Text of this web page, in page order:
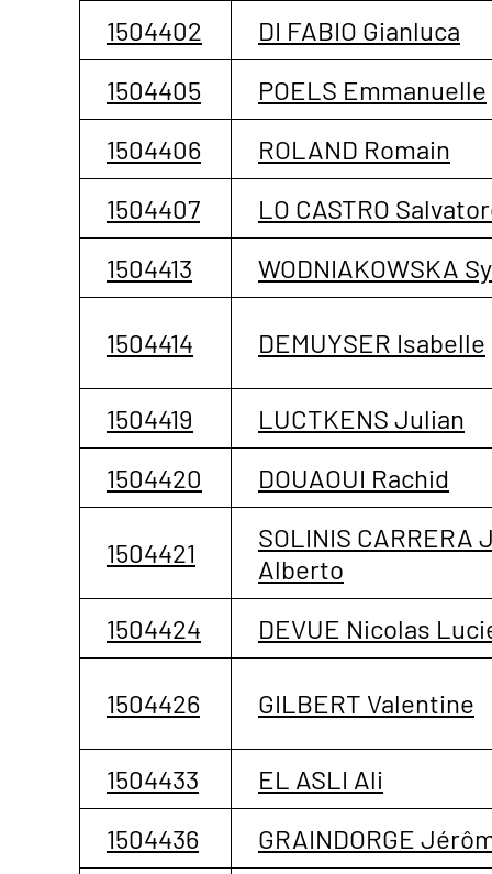
1504402
DI FABIO Gianluca
1504405
POELS Emmanuelle
1504406
ROLAND Romain
1504407
LO CASTRO
1504413
WODNIAKOWSKA
1504414 DEMUYSER Isabelle
1504419
LUCTKENS Julian
1504420
DOUAOUI Rachid
1504421
SOLINIS CARRERA
Alberto
1504424
DEVUE Nicolas
1504426 GILBERT Valentine
1504433
EL ASLI Ali
1504436
GRAINDORGE